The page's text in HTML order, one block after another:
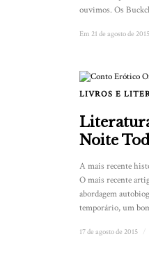
ouvimos. Os
Em 21 de agosto de 2015
LIVROS E
Literatura
Noite
A mais recente
O mais recente
abordagem
temporário, um
17 de agosto de 2015